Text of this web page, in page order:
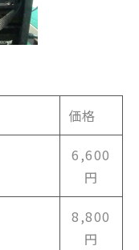
価格
6,600
円
8,800
円